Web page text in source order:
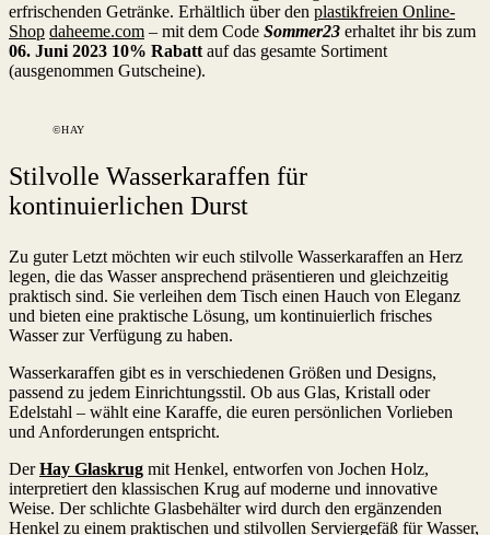
erfrischenden Getränke. Erhältlich über den plastikfreien Online-
Shop daheeme.com – mit dem Code Sommer23 erhaltet ihr bis zum
06. Juni 2023 10% Rabatt auf das gesamte Sortiment
(ausgenommen Gutscheine).
©HAY
Stilvolle Wasserkaraffen für
kontinuierlichen Durst
Zu guter Letzt möchten wir euch stilvolle Wasserkaraffen an Herz
legen, die das Wasser ansprechend präsentieren und gleichzeitig
praktisch sind. Sie verleihen dem Tisch einen Hauch von Eleganz
und bieten eine praktische Lösung, um kontinuierlich frisches
Wasser zur Verfügung zu haben.
Wasserkaraffen gibt es in verschiedenen Größen und Designs,
passend zu jedem Einrichtungsstil. Ob aus Glas, Kristall oder
Edelstahl – wählt eine Karaffe, die euren persönlichen Vorlieben
und Anforderungen entspricht.
DerHay Glaskrug mit Henkel, entworfen von Jochen Holz,
interpretiert den klassischen Krug auf moderne und innovative
Weise. Der schlichte Glasbehälter wird durch den ergänzenden
Henkel zu einem praktischen und stilvollen Serviergefäß für Wasser,